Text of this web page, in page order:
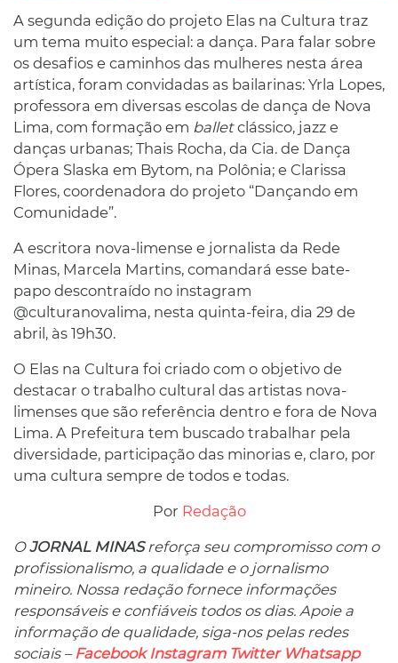
A segunda edição do projeto Elas na Cultura traz
um tema muito especial: a dança. Para falar sobre
os desafios e caminhos das mulheres nesta área
artística, foram convidadas as bailarinas: Yrla Lopes,
professora em diversas escolas de dança de Nova
Lima, com formação em balletclássico, jazz e
danças urbanas; Thais Rocha, da Cia. de Dança
Ópera Slaska em Bytom, na Polônia; e Clarissa
Flores, coordenadora do projeto “Dançando em
Comunidade”.
A escritora nova-limense e jornalista da Rede
Minas, Marcela Martins, comandará esse bate-
papo descontraído no instagram
@culturanovalima, nesta quinta-feira, dia 29 de
abril, às 19h30.
O Elas na Cultura foi criado com o objetivo de
destacar o trabalho cultural das artistas nova-
limenses que são referência dentro e fora de Nova
Lima. A Prefeitura tem buscado trabalhar pela
diversidade, participação das minorias e, claro, por
uma cultura sempre de todos e todas.
Por Redação
OJORNAL MINASreforça seu compromisso com o
profissionalismo, a qualidade e o jornalismo
mineiro. Nossa redação fornece informações
responsáveis ​​e confiáveis ​​todos os dias. Apoie a
informação de qualidade, siga-nos pelas redes
sociais – Facebook Instagram Twitter Whatsapp